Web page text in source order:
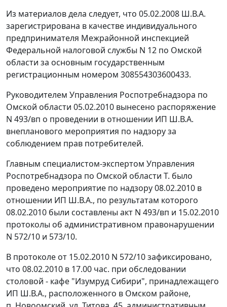
Из материалов дела следует, что 05.02.2008 Ш.В.А.
зарегистрирована в качестве индивидуального
предпринимателя Межрайонной инспекцией
Федеральной налоговой службы N 12 по Омской
области за основным государственным
регистрационным номером 308554303600433.
Руководителем Управления Роспотребнадзора по
Омской области 05.02.2010 вынесено распоряжение
N 493/вп о проведении в отношении ИП Ш.В.А.
внепланового мероприятия по надзору за
соблюдением прав потребителей.
Главным специалистом-экспертом Управления
Роспотребнадзора по Омской области Т. было
проведено мероприятие по надзору 08.02.2010 в
отношении ИП Ш.В.А., по результатам которого
08.02.2010 были составлены акт N 493/вп и 15.02.2010
протоколы об административном правонарушении
N 572/10 и 573/10.
В протоколе от 15.02.2010 N 572/10 зафиксировано,
что 08.02.2010 в 17.00 час. при обследовании
столовой - кафе "Изумруд Сибири", принадлежащего
ИП Ш.В.А., расположенного в Омском районе,